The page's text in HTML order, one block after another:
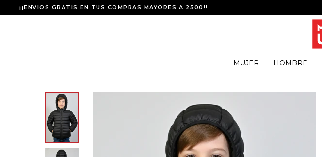
MUJER HOMBRE
¡¡ENVIOS GRATIS EN TUS COMPRAS MAYORES A 2500!!